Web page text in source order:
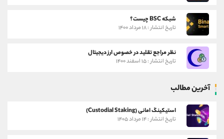
شبکه BSC چیست؟
تاریخ انتشار : ۱۸ مرداد ۱۴۰۰
نظر مراجع تقلید در خصوص ارز دیجیتال
تاریخ انتشار : ۱۵ اسفند ۱۴۰۰
آخرین مطالب
استیکینگ امانی (Custodial Staking)
تاریخ انتشار : ۱۴ مرداد ۱۴۰۵